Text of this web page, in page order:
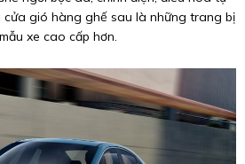
cửa gió hàng ghế sau là những trang bị
xe cao cấp hơn.